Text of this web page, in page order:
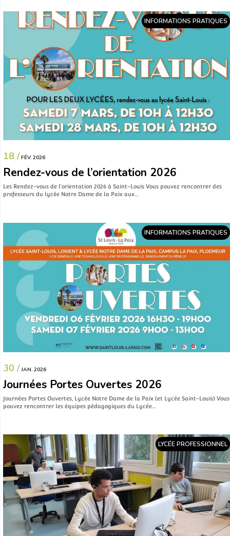
INFORMATIONS PRATIQUES
18 / FÉV. 2026
Rendez-vous de l’orientation 2026
Les Rendez-vous de l’orientation 2026 à Saint-Louis Vous pouvez rencontrer des
professeurs du lycée Notre Dame de la Paix aux…
INFORMATIONS PRATIQUES
30 / JAN. 2026
Journées Portes Ouvertes 2026
Journées Portes Ouvertes, Lycée Notre Dame de la Paix (et Lycée Saint-Louis) Vous
pouvez rencontrer les équipes pédagogiques du Lycée…
LYCÉE PROFESSIONNEL